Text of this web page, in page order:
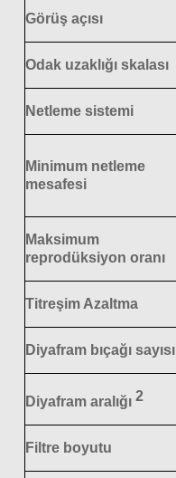
Görüş açısı
Odak uzaklığı skalası
Netleme sistemi
Minimum netleme
mesafesi
Maksimum
reprodüksiyon oranı
Titreşim Azaltma
Diyafram bıçağı sayısı
Diyafram aralığı 2
Filtre boyutu